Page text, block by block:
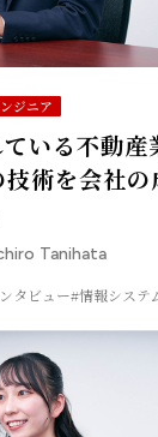
ジニア
いる不動産
術を会社の
Tanihata
タビュー#情報システ